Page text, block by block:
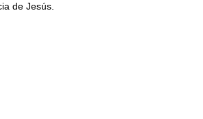
de Jesús.